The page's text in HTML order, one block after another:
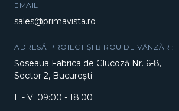
EMAIL
sales@primavista.ro
ADRESĂ PROIECT ȘI BIROU DE VÂNZĂRI:
Șoseaua Fabrica de Glucoză Nr. 6-8,
Sector 2, București
L - V: 09:00 - 18:00